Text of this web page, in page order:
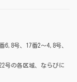
6,8号、17番2～4,8号、
号の各区域、ならびに